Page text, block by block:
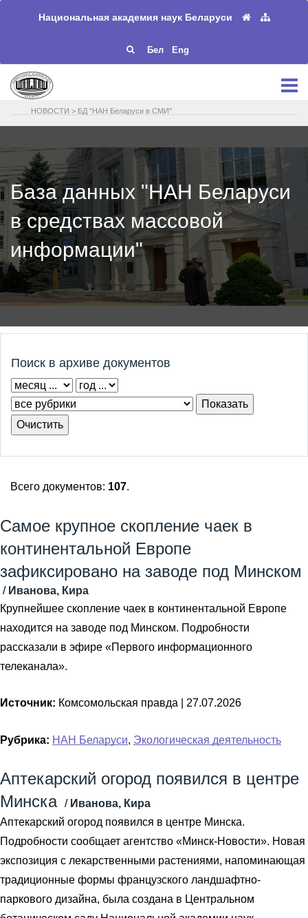
Национальная академия наук Беларуси
Бел Eng
НОВОСТИ > БД "НАН Беларуси в СМИ"
База данных "НАН Беларуси
в средствах массовой
информации"
Поиск в архиве документов
Всего документов: 107.
Самое крупное скопление чаек в
континентальной Европе
зафиксировано на заводе под Минском
/ Иванова, Кира
Крупнейшее скопление чаек в континентальной Европе
находится на заводе под Минском. Подробности
рассказали в эфире «Первого информационного
телеканала».
Источник: Комсомольская правда | 27.07.2026
Рубрика: НАН Беларуси, Экологическая деятельность
Аптекарский огород появился в центре
Минска / Иванова, Кира
Аптекарский огород появился в центре Минска.
Подробности сообщает агентство «Минск-Новости». Новая
экспозиция с лекарственными растениями, напоминающая
традиционные формы французского ландшафтно-
паркового дизайна, была создана в Центральном